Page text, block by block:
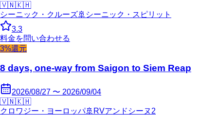
🇻🇳🇰🇭
シーニック・クルーズ🚢 シーニック・スピリット
3.3
料金を問い合わせる
3%還元
8 days, one-way from Saigon to Siem Reap
2026/08/27 〜 2026/09/04
🇻🇳🇰🇭
クロワジー・ヨーロッパ🚢 RVアンドシーヌ2